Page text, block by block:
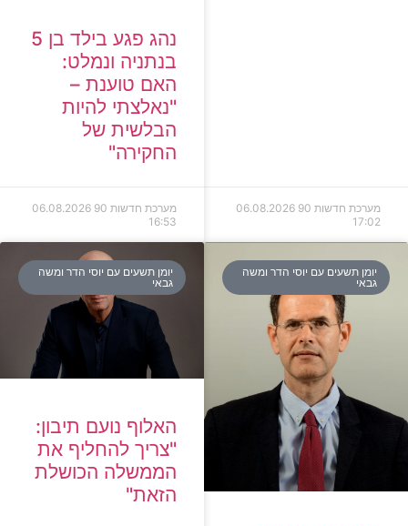
מערכת חדשות 90
06.08.2026
17:02
נהג פגע בילד בן 5
בנתניה ונמלט:
האם טוענת –
"נאלצתי להיות
הבלשית של
החקירה"
מערכת חדשות 90
06.08.2026
16:53
יומן תשעים עם יוסי הדר ומשה
גבאי
יומן תשעים עם יוסי הדר ומשה
גבאי
האלוף נועם תיבון:
"צריך להחליף את
הממשלה הכושלת
הזאת"